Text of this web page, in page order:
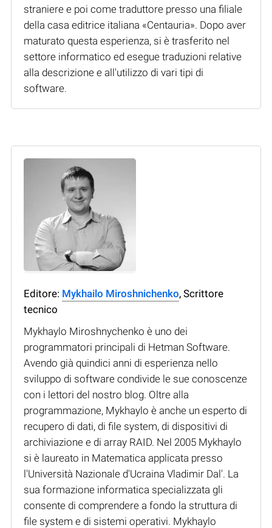
straniere e poi come traduttore presso una filiale
della casa editrice italiana «Centauria». Dopo aver
maturato questa esperienza, si è trasferito nel
settore informatico ed esegue traduzioni relative
alla descrizione e all'utilizzo di vari tipi di
software.
Editore: Mykhailo Miroshnichenko, Scrittore
tecnico
Mykhaylo Miroshnychenko è uno dei
programmatori principali di Hetman Software.
Avendo già quindici anni di esperienza nello
sviluppo di software condivide le sue conoscenze
con i lettori del nostro blog. Oltre alla
programmazione, Mykhaylo è anche un esperto di
recupero di dati, di file system, di dispositivi di
archiviazione e di array RAID. Nel 2005 Mykhaylo
si è laureato in Matematica applicata presso
l'Università Nazionale d'Ucraina Vladimir Dal'. La
sua formazione informatica specializzata gli
consente di comprendere a fondo la struttura di
file system e di sistemi operativi. Mykhaylo